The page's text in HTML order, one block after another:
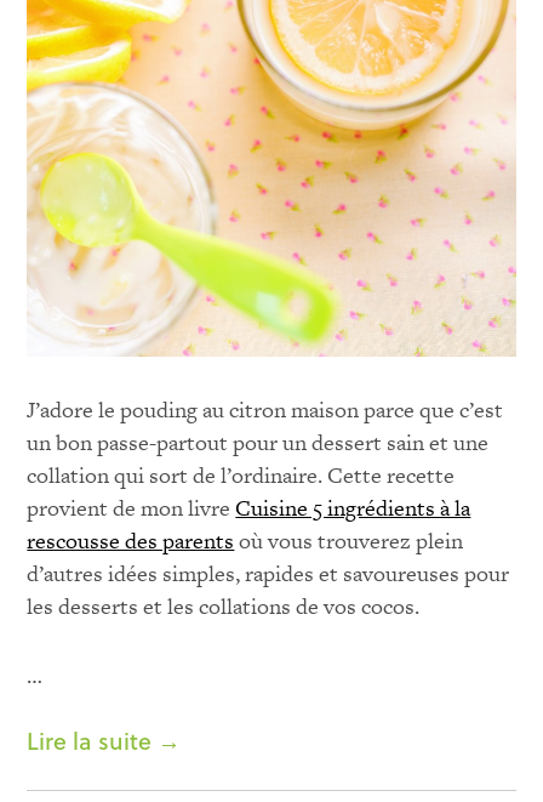
J’adore le pouding au citron maison parce que c’est
un bon passe-partout pour un dessert sain et une
collation qui sort de l’ordinaire. Cette recette
provient de mon livreCuisine 5 ingrédients à la
rescousse des parents où vous trouverez plein
d’autres idées simples, rapides et savoureuses pour
les desserts et les collations de vos cocos.
…
Lire la suite →